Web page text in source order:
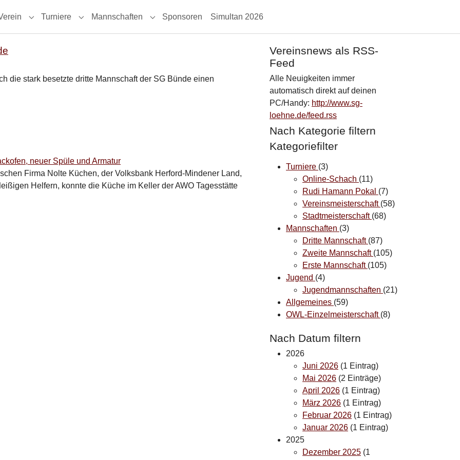
for "Aktuell"
Submenu for "Verein"
Turniere
Submenu for "Turniere"
Mannschaften
Submenu for "Mannschaften"
Sponsoren Simultan 2026
die stark besetzte dritte Mannschaft der SG Bünde einen
Firma Nolte Küchen, der Volksbank Herford-Mindener Land,
Helfern, konnte die Küche im Keller der AWO Tagesstätte
Vereinsnews als RSS-
Feed
Alle Neuigkeiten immer
automatisch direkt auf deinen
PC/Handy: http://www.sg-
loehne.de/feed.rss
Nach Kategorie filtern
Kategoriefilter
Turniere (3)
Online-Schach (11)
Rudi Hamann Pokal (7)
Vereinsmeisterschaft (58)
Stadtmeisterschaft (68)
Mannschaften (3)
Dritte Mannschaft (87)
Zweite Mannschaft (105)
Erste Mannschaft (105)
Jugend (4)
Jugendmannschaften (21)
Allgemeines (59)
OWL-Einzelmeisterschaft (8)
Nach Datum filtern
2026
Juni 2026 (1 Eintrag)
Mai 2026 (2 Einträge)
April 2026 (1 Eintrag)
März 2026 (1 Eintrag)
Februar 2026 (1 Eintrag)
Januar 2026 (1 Eintrag)
2025
Dezember 2025 (1